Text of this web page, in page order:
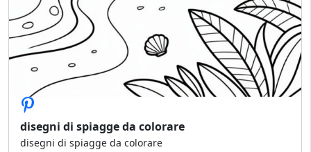
disegni di spiagge da colorare
disegni di spiagge da colorare